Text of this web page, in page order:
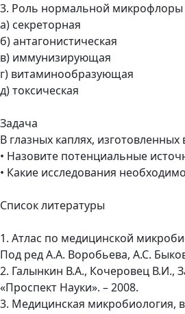
3. Роль нормальной микрофлоры
а) секреторная
б) антагонистическая
в) иммунизирующая
г) витаминообразующая
д) токсическая
Задача
В глазных каплях,
• Назовите потенциальные
• Какие исследования
Список литературы
1. Атлас по медицинской
Под ред А.А. Воробьева, А.С.
2. Галынкин В.А., Кочеровец В.И.,
«Проспект Науки». – 2008.
3. Медицинская микробиология,